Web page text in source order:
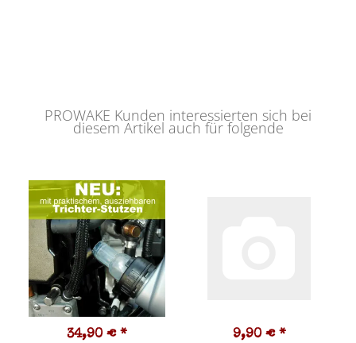
PROWAKE Kunden interessierten sich bei
diesem Artikel auch für folgende
34,90 € * 9,90 € *